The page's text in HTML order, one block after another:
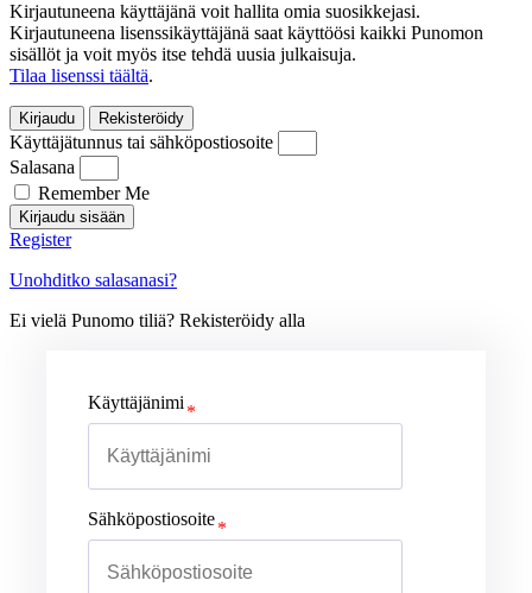
Kirjautuneena käyttäjänä voit hallita omia suosikkejasi.
Kirjautuneena lisenssikäyttäjänä saat käyttöösi kaikki Punomon
sisällöt ja voit myös itse tehdä uusia julkaisuja.
Tilaa lisenssi täältä.
Kirjaudu Rekisteröidy
Käyttäjätunnus tai sähköpostiosoite
Salasana
Remember Me
Kirjaudu sisään
Register
Unohditko salasanasi?
Ei vielä Punomo tiliä? Rekisteröidy alla
Käyttäjänimi
Sähköpostiosoite